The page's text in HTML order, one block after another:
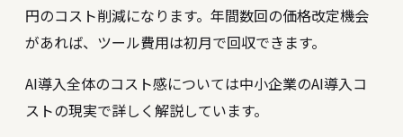
円のコスト削減になります。年間数回の価格改定機会
があれば、ツール費用は初月で回収できます。
AI導入全体のコスト感については中小企業のAI導入コ
ストの現実で詳しく解説しています。